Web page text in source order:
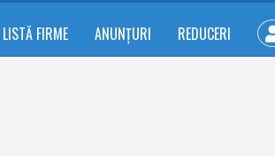
LISTĂ FIRME ANUNȚURI REDUCERI